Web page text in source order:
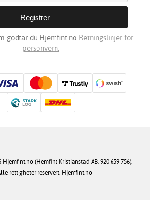
godtar du Hjemfint.no Retningslinjer for
personvern.
(Hemfint Kristianstad AB, 920 659 756).
rettigheter reservert. Hjemfint.no